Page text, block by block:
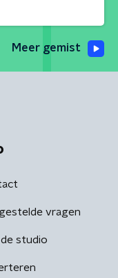
Meer gemist
vragen
studio